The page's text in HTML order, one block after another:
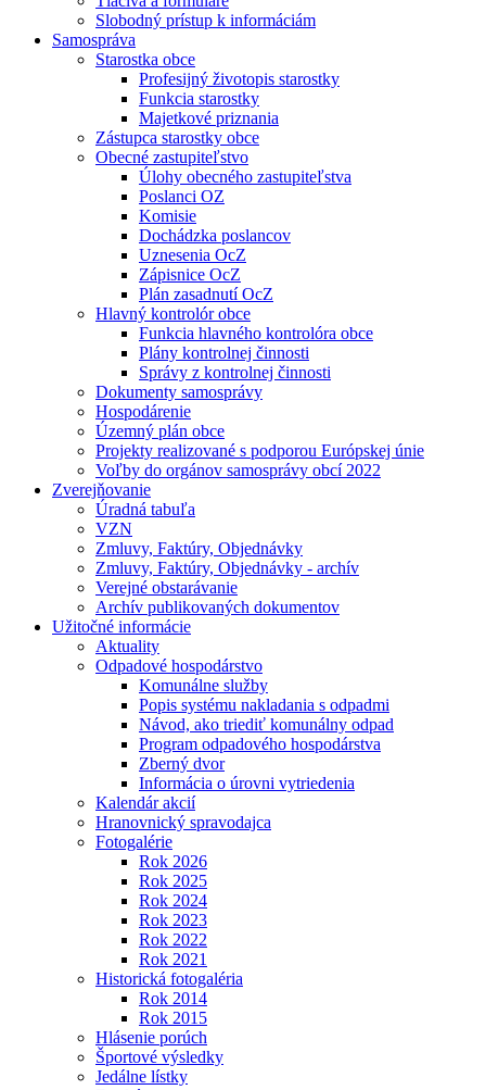
Slobodný prístup k informáciám
Samospráva
Starostka obce
Profesijný životopis starostky
Funkcia starostky
Majetkové priznania
Zástupca starostky obce
Obecné zastupiteľstvo
Úlohy obecného zastupiteľstva
Poslanci OZ
Komisie
Dochádzka poslancov
Uznesenia OcZ
Zápisnice OcZ
Plán zasadnutí OcZ
Hlavný kontrolór obce
Funkcia hlavného kontrolóra obce
Plány kontrolnej činnosti
Správy z kontrolnej činnosti
Dokumenty samosprávy
Hospodárenie
Územný plán obce
Projekty realizované s podporou Európskej únie
Voľby do orgánov samosprávy obcí 2022
Zverejňovanie
Úradná tabuľa
VZN
Zmluvy, Faktúry, Objednávky
Zmluvy, Faktúry, Objednávky - archív
Verejné obstarávanie
Archív publikovaných dokumentov
Užitočné informácie
Aktuality
Odpadové hospodárstvo
Komunálne služby
Popis systému nakladania s odpadmi
Návod, ako triediť komunálny odpad
Program odpadového hospodárstva
Zberný dvor
Informácia o úrovni vytriedenia
Kalendár akcií
Hranovnický spravodajca
Fotogalérie
Rok 2026
Rok 2025
Rok 2024
Rok 2023
Rok 2022
Rok 2021
Historická fotogaléria
Rok 2014
Rok 2015
Hlásenie porúch
Športové výsledky
Jedálne lístky